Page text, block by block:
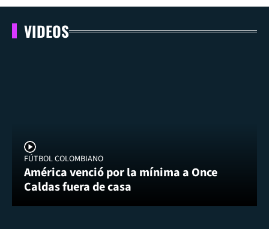
VIDEOS
FÚTBOL COLOMBIANO
América venció por la mínima a Once
Caldas fuera de casa